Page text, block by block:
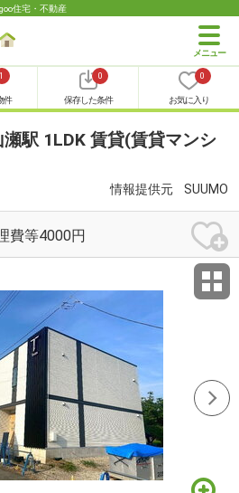
住宅・不動産
1
件
0
保存した条件
0
お気に入り
駅 1LDK 賃貸(賃貸マンシ
情報提供元 SUUMO
費等4000円